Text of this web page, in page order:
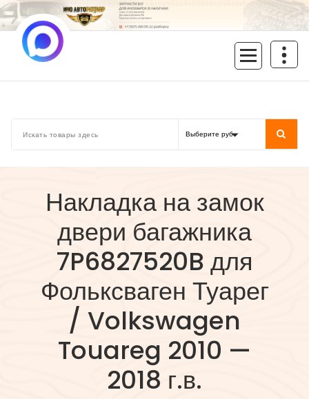
Перейти
к
содержимому
Накладка на замок
двери багажника
7P6827520B для
Фольксваген Туарег
/ Volkswagen
Touareg 2010 —
2018 г.в.